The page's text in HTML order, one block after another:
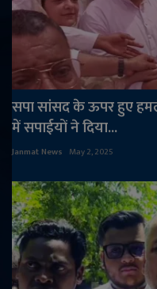
सपा सांसद के ऊपर हुए
में सपाईयों ने दिया...
Janmat News May 2, 2025